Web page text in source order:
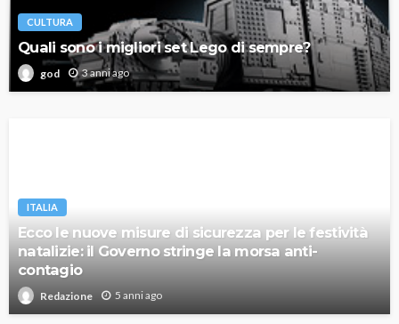
CULTURA
Quali sono i migliori set Lego di sempre?
god 3 anni ago
ITALIA
Ecco le nuove misure di sicurezza per le festività
natalizie: il Governo stringe la morsa anti-
contagio
Redazione 5 anni ago